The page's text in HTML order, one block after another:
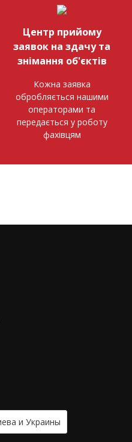
Центр прийому
заявок на здачу та
знімання об'єктів
Кожна заявка
обробляється нашими
операторами та
передається у роботу
фахівцям